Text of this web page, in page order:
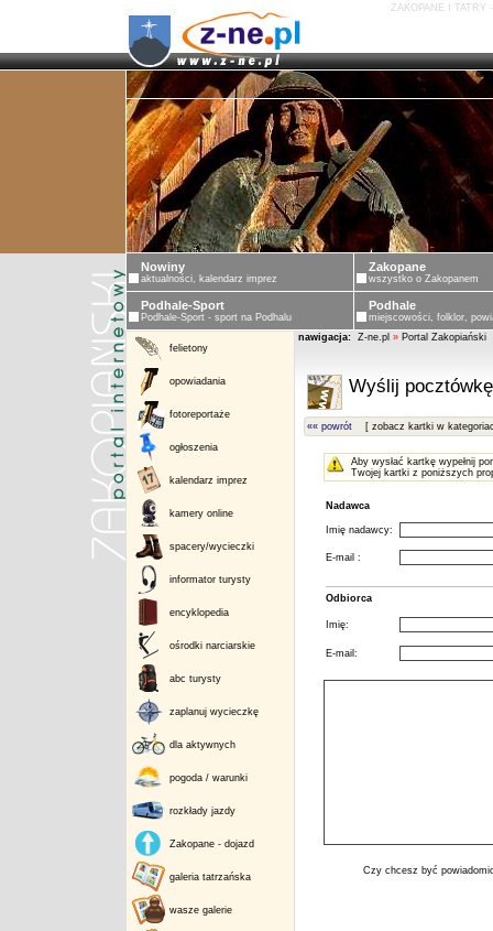
ZAKOPANE I TATRY
Nowiny
aktualności, kalendarz imprez
Zakopane
wszystko o Zakopanem
Podhale-Sport
Podhale-Sport - sport na Podhalu
Podhale
miejscowości, folklor,
felietony
opowiadania
fotoreportaże
ogłoszenia
kalendarz imprez
kamery online
spacery/wycieczki
informator turysty
encyklopedia
ośrodki narciarskie
abc turysty
zaplanuj wycieczkę
dla aktywnych
pogoda / warunki
rozkłady jazdy
Zakopane - dojazd
galeria tatrzańska
wasze galerie
nawigacja: Z-ne.pl » Portal Zakopiański
Wyślij
«« powrót [ zobacz kartki w
Aby wysłać kartkę wypełnij
Twojej kartki z poniższych
Nadawca
Imię nadawcy:
E-mail :
Odbiorca
Imię:
E-mail:
Czy chcesz być